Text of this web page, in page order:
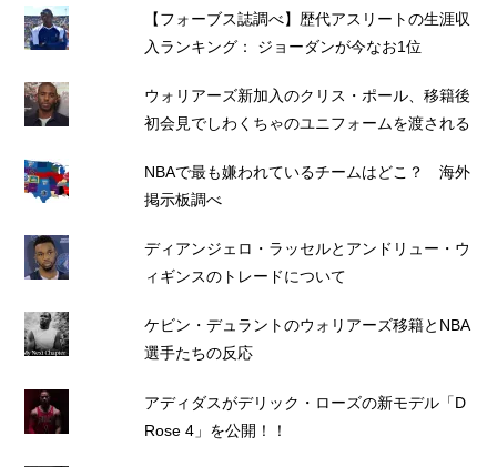
【フォーブス誌調べ】歴代アスリートの生涯収
入ランキング： ジョーダンが今なお1位
ウォリアーズ新加入のクリス・ポール、移籍後
初会見でしわくちゃのユニフォームを渡される
NBAで最も嫌われているチームはどこ？ 海外
掲示板調べ
ディアンジェロ・ラッセルとアンドリュー・ウ
ィギンスのトレードについて
ケビン・デュラントのウォリアーズ移籍とNBA
選手たちの反応
アディダスがデリック・ローズの新モデル「D
Rose 4」を公開！！